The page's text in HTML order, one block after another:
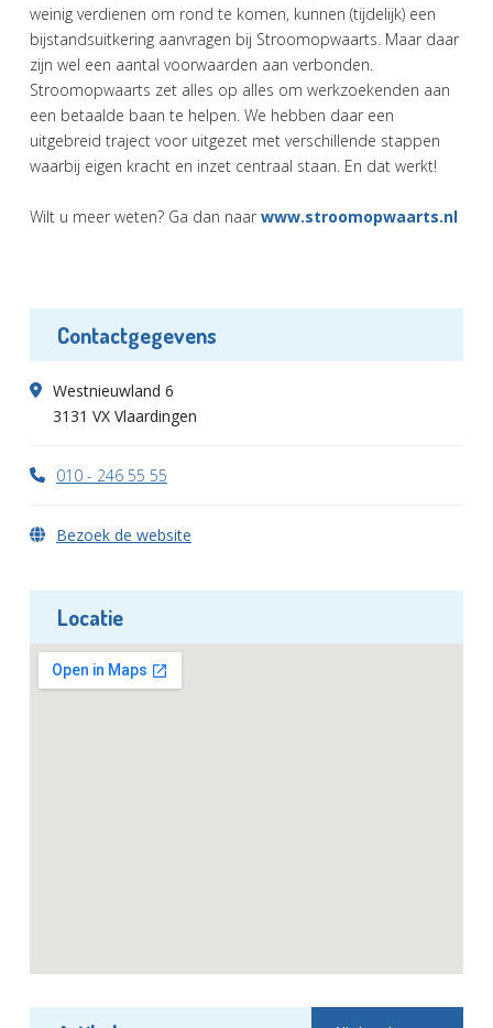
weinig verdienen om rond te komen, kunnen (tijdelijk) een
bijstandsuitkering aanvragen bij Stroomopwaarts. Maar daar
zijn wel een aantal voorwaarden aan verbonden.
Stroomopwaarts zet alles op alles om werkzoekenden aan
een betaalde baan te helpen. We hebben daar een
uitgebreid traject voor uitgezet met verschillende stappen
waarbij eigen kracht en inzet centraal staan. En dat werkt!
Wilt u meer weten? Ga dan naar www.stroomopwaarts.nl
Contactgegevens
Westnieuwland 6
3131 VX Vlaardingen
010 - 246 55 55
Bezoek de website
Locatie